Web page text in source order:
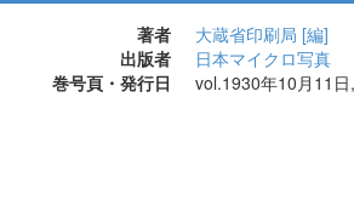
著者
大蔵省印刷局 [編]
出版者
日本マイクロ写真
巻号頁・発行日
vol.1930年10月11